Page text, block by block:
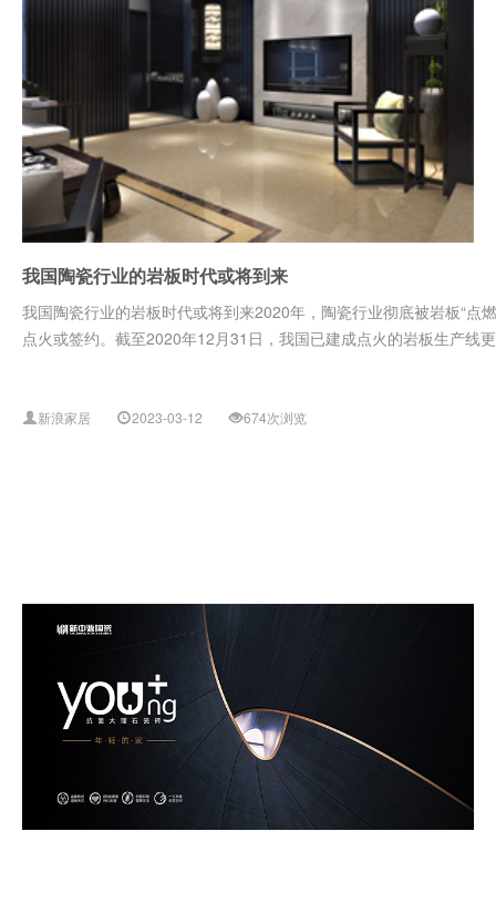
我国陶瓷行业的岩板时代或将到来
我国陶瓷行业的岩板时代或将到来2020年，陶瓷行业彻底被岩板“
点火或签约。截至2020年12月31日，我国已建成点火的岩板生产线
新浪家居 2023-03-12 674次浏览